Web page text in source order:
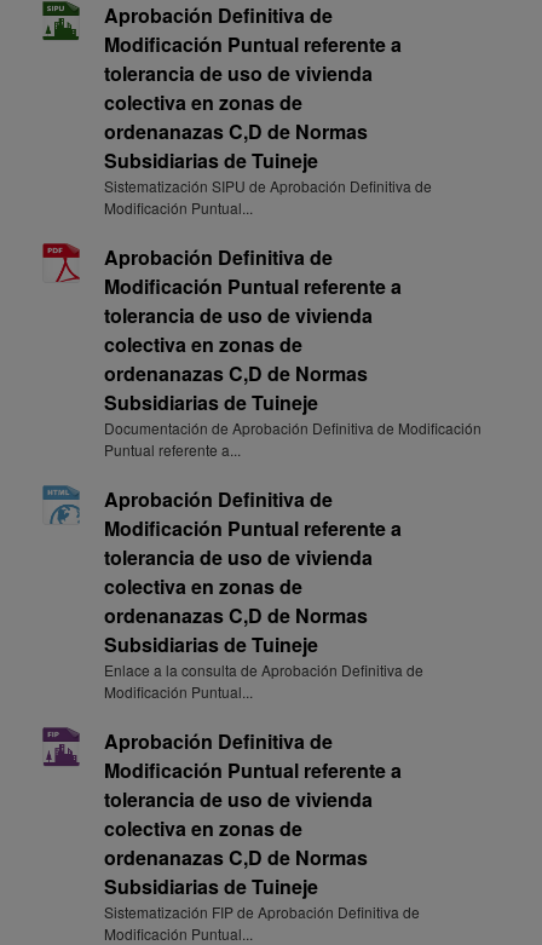
Aprobación Definitiva de
Modificación Puntual referente a
tolerancia de uso de vivienda
colectiva en zonas de
ordenanazas C,D de Normas
Subsidiarias de Tuineje
Sistematización SIPU de Aprobación Definitiva de
Modificación Puntual...
Aprobación Definitiva de
Modificación Puntual referente a
tolerancia de uso de vivienda
colectiva en zonas de
ordenanazas C,D de Normas
Subsidiarias de Tuineje
Documentación de Aprobación Definitiva de Modificación
Puntual referente a...
Aprobación Definitiva de
Modificación Puntual referente a
tolerancia de uso de vivienda
colectiva en zonas de
ordenanazas C,D de Normas
Subsidiarias de Tuineje
Enlace a la consulta de Aprobación Definitiva de
Modificación Puntual...
Aprobación Definitiva de
Modificación Puntual referente a
tolerancia de uso de vivienda
colectiva en zonas de
ordenanazas C,D de Normas
Subsidiarias de Tuineje
Sistematización FIP de Aprobación Definitiva de
Modificación Puntual...